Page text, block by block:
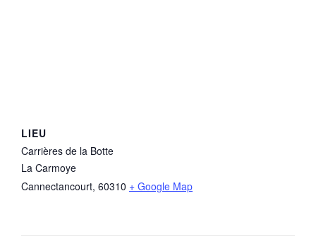
LIEU
Carrières de la Botte
La Carmoye
Cannectancourt, 60310 + Google Map